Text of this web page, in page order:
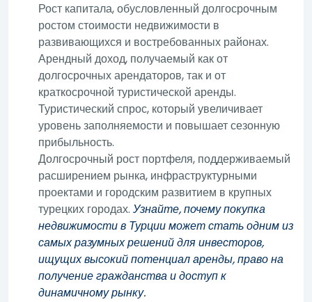
Рост капитала, обусловленный долгосрочным
ростом стоимости недвижимости в
развивающихся и востребованных районах.
Арендный доход, получаемый как от
долгосрочных арендаторов, так и от
краткосрочной туристической аренды.
Туристический спрос, который увеличивает
уровень заполняемости и повышает сезонную
прибыльность.
Долгосрочный рост портфеля, поддерживаемый
расширением рынка, инфраструктурными
проектами и городским развитием в крупных
турецких городах.Узнайте, почему покупка
недвижимости в Турции может стать одним из
самых разумных решений для инвесторов,
ищущих высокий потенциал аренды, право на
получение гражданства и доступ к
динамичному рынку.